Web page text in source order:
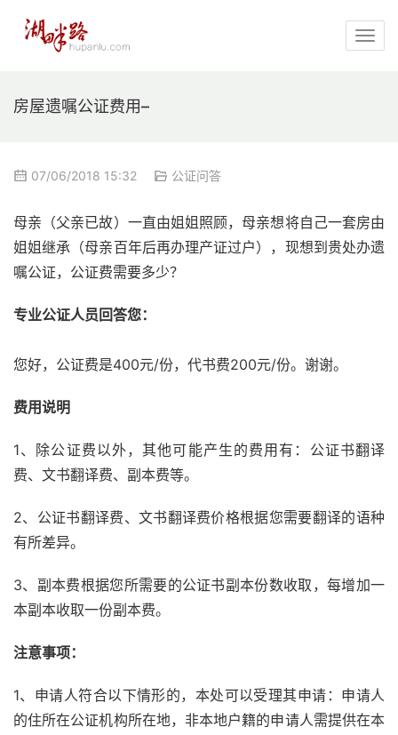
房屋遗嘱公证费用–
07/06/2018 15:32 公证问答
母亲（父亲已故）一直由姐姐照顾，母亲想将自己一套房由
姐姐继承（母亲百年后再办理产证过户），现想到贵处办遗
嘱公证，公证费需要多少？
专业公证人员回答您：
您好，公证费是400元/份，代书费200元/份。谢谢。
费用说明
1、除公证费以外，其他可能产生的费用有：公证书翻译
费、文书翻译费、副本费等。
2、公证书翻译费、文书翻译费价格根据您需要翻译的语种
有所差异。
3、副本费根据您所需要的公证书副本份数收取，每增加一
本副本收取一份副本费。
注意事项：
1、申请人符合以下情形的，本处可以受理其申请：申请人
的住所在公证机构所在地，非本地户籍的申请人需提供在本